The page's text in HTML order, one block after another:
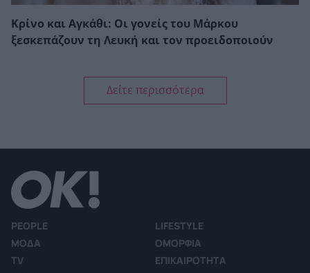
Κρίνο και Αγκάθι: Οι γονείς του Μάρκου
ξεσκεπάζουν τη Λευκή και τον προειδοποιούν
Δείτε περισσότερα
PEOPLE
LIFESTYLE
ΜΟΔΑ
ΟΜΟΡΦΙΑ
TV
ΕΠΙΚΑΙΡΟΤΗΤΑ